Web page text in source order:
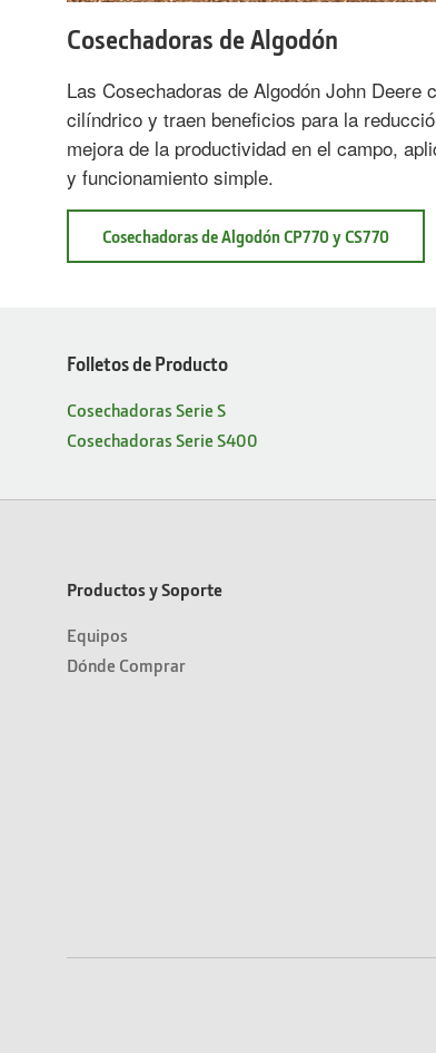
Cosechadoras de Algodón
Las Cosechadoras de Algodón John Deere
cilíndrico y traen beneficios para la
mejora de la productividad en el campo,
y funcionamiento simple.
Cosechadoras de Algodón CP770 y CS770
Folletos de Producto
Cosechadoras Serie S
Cosechadoras Serie S400
Productos y Soporte
Equipos
Dónde Comprar